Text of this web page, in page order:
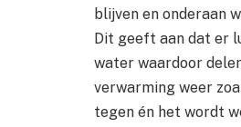
blijven en onderaan
Dit geeft aan dat er
water waardoor
verwarming weer
tegen én het wordt